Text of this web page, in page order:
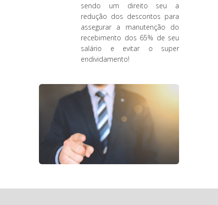
sendo um direito seu a
redução dos descontos para
assegurar a manutenção do
recebimento dos 65% de seu
salário e evitar o super
endividamento!